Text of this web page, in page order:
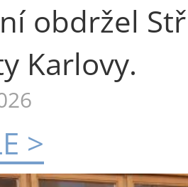
obdržel
Karlovy.
>